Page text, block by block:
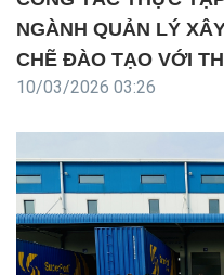
NGÀNH QUẢN LÝ
CHẼ ĐÀO TẠO VỚI
10/03/2026 03:26